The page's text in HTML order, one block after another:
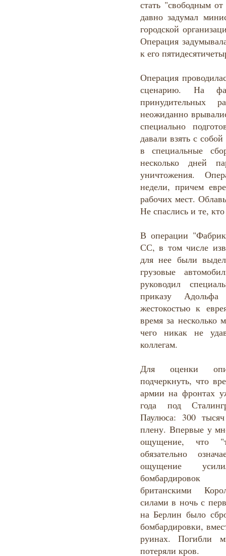
стать "свободным
давно задумал
городской
Операция
к его
Операция
сценарию. На
принудительных
неожиданно
специально
давали взять с
в специальные
несколько дней
уничтожения.
недели, причем
рабочих мест.
Не спаслись и те,
В операции
СС, в том числе
для нее были
грузовые
руководил
приказу
жестокостью к
время за несколько
чего никак не
коллегам.
Для оценки
подчеркнуть, что
армии на фронтах
года под
Паулюса: 300
плену. Впервые у
ощущение, что
обязательно
ощущение
бомбардировок
британскими
силами в ночь с
на Берлин было
бомбардировки,
руинах. Погибли
потеряли кров.